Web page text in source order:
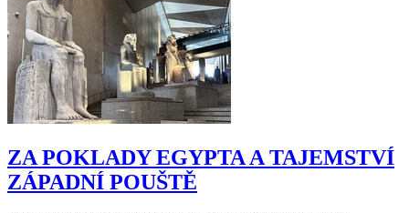
ZA POKLADY EGYPTA A TAJEMSTVÍ
ZÁPADNÍ POUŠTĚ